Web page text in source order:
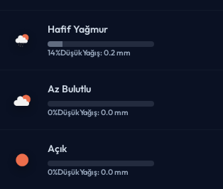
Hafif Yağmur
14%DüşükYağış: 0.2 mm
Az Bulutlu
0%DüşükYağış: 0.0 mm
Açık
0%DüşükYağış: 0.0 mm